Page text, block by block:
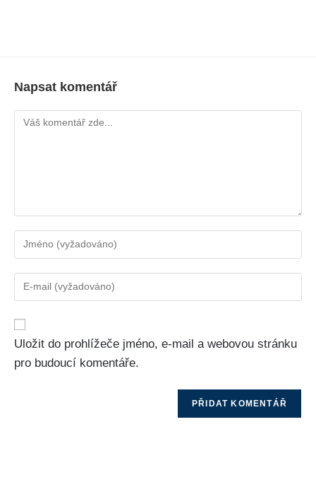
Napsat komentář
Uložit do prohlížeče jméno, e-mail a webovou stránku
pro budoucí komentáře.